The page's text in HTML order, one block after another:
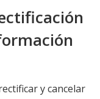
y cancelar